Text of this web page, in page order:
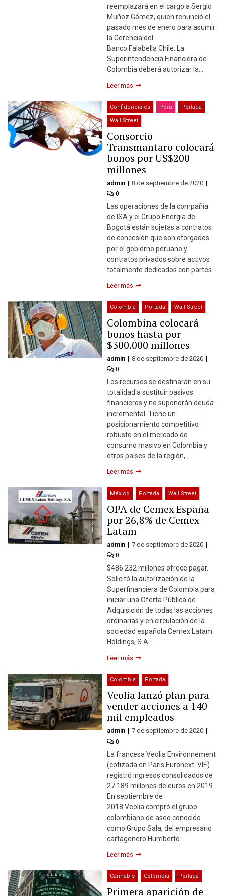
reemplazará en el cargo a Sergio
Muñoz Gómez, quien renunció el
pasado mes de enero para asumir
la Gerencia del
Banco Falabella Chile. La
Superintendencia Financiera de
Colombia deberá autorizar la…
Leer más
Confidenciales Perú Portada
Wall Street
Consorcio
Transmantaro colocará
bonos por US$200
millones
admin 8 de septiembre de 2020
0
Las operaciones de la compañía
de ISA y el Grupo Energía de
Bogotá están sujetas a contratos
de concesión que son otorgados
por el gobierno peruano y
contratos privados sobre activos
totalmente dedicados con partes…
Leer más
Colombia Portada Wall Street
Colombina colocará
bonos hasta por
$300.000 millones
admin 8 de septiembre de 2020
0
Los recursos se destinarán en su
totalidad a sustituir pasivos
financieros y no supondrán deuda
incremental. Tiene un
posicionamiento competitivo
robusto en el mercado de
consumo masivo en Colombia y
otros países de la región,…
Leer más
México Portada Wall Street
OPA de Cemex España
por 26,8% de Cemex
Latam
admin 7 de septiembre de 2020
0
$486.232 millones ofrece pagar.
Solicitó la autorización de la
Superfinanciera de Colombia para
iniciar una Oferta Pública de
Adquisición de todas las acciones
ordinarias y en circulación de la
sociedad española Cemex Latam
Holdings, S.A….
Leer más
Colombia Portada
Veolia lanzó plan para
vender acciones a 140
mil empleados
admin 7 de septiembre de 2020
0
La francesa Veolia Environnement
(cotizada en Paris Euronext: VIE)
registró ingresos consolidados de
27.189 millones de euros en 2019.
En septiembre de
2018 Veolia compró el grupo
colombiano de aseo conocido
como Grupo Sala, del empresario
cartagenero Humberto…
Leer más
Cannabis Colombia Portada
Primera aparición de